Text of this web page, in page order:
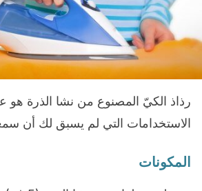
رذاذ الكيّ المصنوع من نشا الذرة هو
الاستخدامات التي لم يسبق لك أن
المكونات